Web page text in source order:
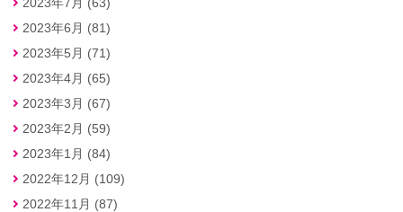
2023年6月 (81)
2023年5月 (71)
2023年4月 (65)
2023年3月 (67)
2023年2月 (59)
2023年1月 (84)
2022年12月 (109)
2022年11月 (87)